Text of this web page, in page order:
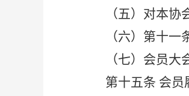
（五）对本
（六）第十
（七）会员大
第十五条 会员